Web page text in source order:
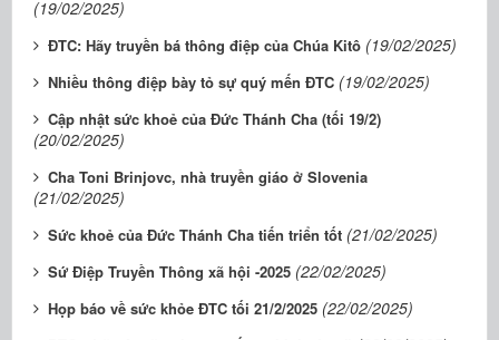
(19/02/2025)
ĐTC: Hãy truyền bá thông điệp của Chúa Kitô (19/02/2025)
Nhiều thông điệp bày tỏ sự quý mến ĐTC (19/02/2025)
Cập nhật sức khoẻ của Đức Thánh Cha (tối 19/2)
(20/02/2025)
Cha Toni Brinjovc, nhà truyền giáo ở Slovenia
(21/02/2025)
Sức khoẻ của Đức Thánh Cha tiến triển tốt (21/02/2025)
Sứ Điệp Truyền Thông xã hội -2025 (22/02/2025)
Họp báo về sức khỏe ĐTC tối 21/2/2025 (22/02/2025)